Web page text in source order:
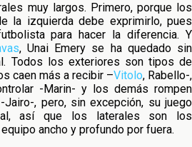
muy largos. Primero, porque los
la izquierda debe exprimirlo, pues
para hacer la diferencia. Y
, Unai Emery se ha quedado sin
Todos los exteriores son tipos de
caen más a recibir –Vitolo, Rabello-,
-Marin- y los demás rompen
, pero, sin excepción, su juego
así que los laterales son los
ancho y profundo por fuera.